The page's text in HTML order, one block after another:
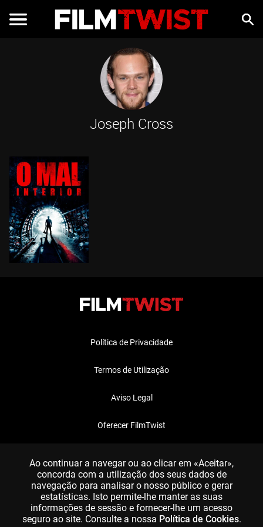
Joseph Cross
Política de Privacidade
Termos de Utilização
Aviso Legal
Oferecer FilmTwist
Ao continuar a navegar ou ao clicar em «Aceitar»,
concorda com a utilização dos seus dados de
navegação para analisar o nosso público e gerar
estatísticas. Isto permite-lhe manter as suas
informações de sessão e fornecer-lhe um acesso
seguro ao site. Consulte a nossa Política de Cookies.